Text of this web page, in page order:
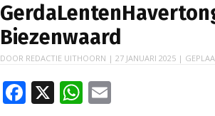
Biezenwaard
DOOR REDACTIE UITHOORN |27 JANUARI 2025 |
F X W